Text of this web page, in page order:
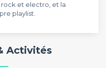
et electro, et la
playlist.
Activités